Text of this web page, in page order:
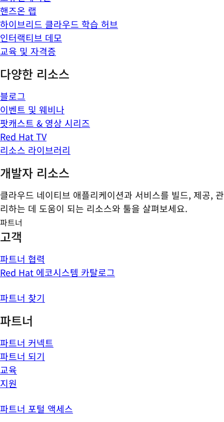
핸즈온 랩
하이브리드 클라우드 학습 허브
인터랙티브 데모
교육 및 자격증
다양한 리소스
블로그
이벤트 및 웨비나
팟캐스트 & 영상 시리즈
Red Hat TV
리소스 라이브러리
개발자 리소스
클라우드 네이티브 애플리케이션과 서비스를 빌드, 제공, 관
리하는 데 도움이 되는 리소스와 툴을 살펴보세요.
파트너
고객
파트너 협력
Red Hat 에코시스템 카탈로그
파트너 찾기
파트너
파트너 커넥트
파트너 되기
교육
지원
파트너 포털 액세스